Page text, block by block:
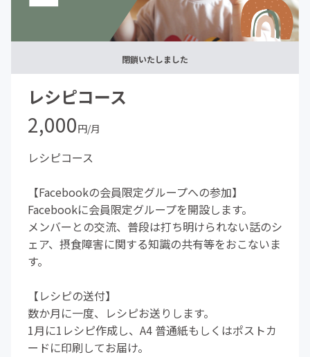
閉鎖いたしました
レシピコース
2,000円/月
レシピコース
【Facebookの会員限定グループへの参加】
Facebookに会員限定グループを開設します。
メンバーとの交流、普段は打ち明けられない話のシ
ェア、摂食障害に関する知識の共有等をおこないま
す。
【レシピの送付】
数か月に一度、レシピお送りします。
1月に1レシピ作成し、A4 普通紙もしくはポストカ
ードに印刷してお届け。